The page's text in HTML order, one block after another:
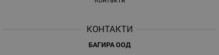
КОНТАКТИ
БАГИРА ООД